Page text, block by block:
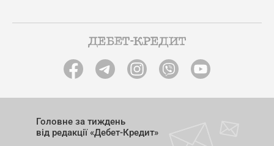
Головне за тиждень
від редакції «Дебет-Кредит»